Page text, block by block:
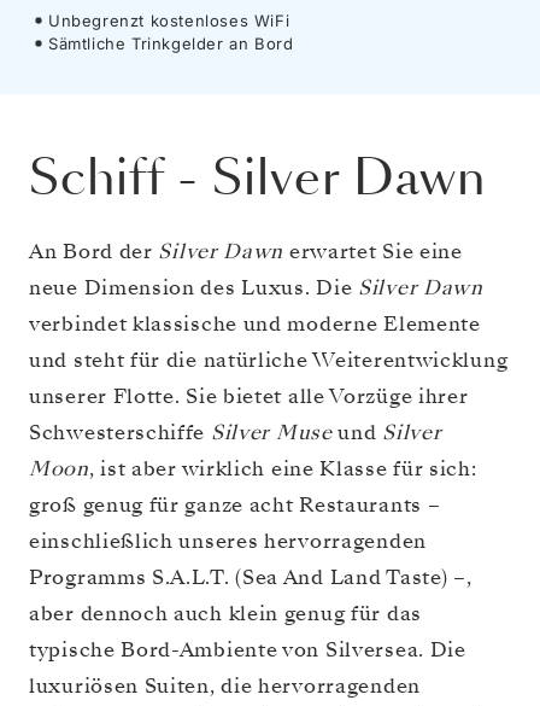
Unbegrenzt kostenloses WiFi
Sämtliche Trinkgelder an Bord
Schiff- Silver Dawn
An Bord der Silver Dawn erwartet Sie eine
neue Dimension des Luxus. Die Silver Dawn
verbindet klassische und moderne Elemente
und steht für die natürliche Weiterentwicklung
unserer Flotte. Sie bietet alle Vorzüge ihrer
Schwesterschiffe Silver Museund Silver
Moon, ist aber wirklich eine Klasse für sich:
groß genug für ganze acht Restaurants –
einschließlich unseres hervorragenden
Programms S.A.L.T. (Sea And Land Taste) –,
aber dennoch auch klein genug für das
typische Bord-Ambiente von Silversea. Die
luxuriösen Suiten, die hervorragenden